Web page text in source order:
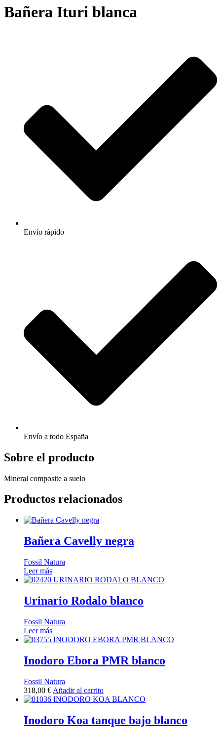
Bañera Ituri blanca
Envío rápido
Envío a todo España
Sobre el producto
Mineral composite a suelo
Productos relacionados
Bañera Cavelly negra
Fossil Natura
Leer más
Urinario Rodalo blanco
Fossil Natura
Leer más
Inodoro Ebora PMR blanco
Fossil Natura
318,00 € Añadir al carrito
Inodoro Koa tanque bajo blanco